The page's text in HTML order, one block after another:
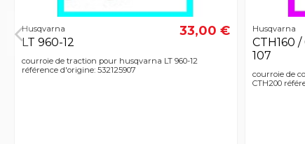
Husqvarna
LT 960-12
33,00 €
courroie de traction pour husqvarna LT 960-12
référence d'origine: 532125907
Husqvarna
CTH160
107
courroie de
CTH200